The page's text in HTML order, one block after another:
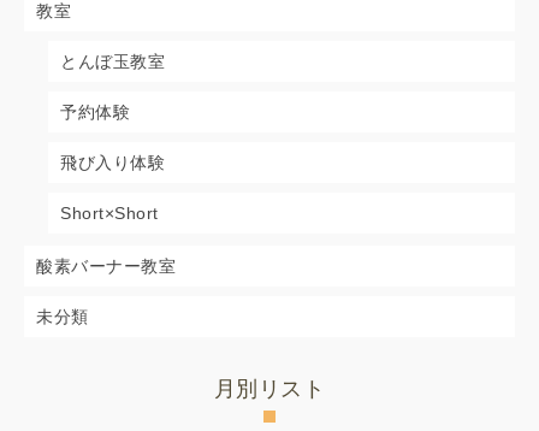
教室
とんぼ玉教室
予約体験
飛び入り体験
Short×Short
酸素バーナー教室
未分類
月別リスト